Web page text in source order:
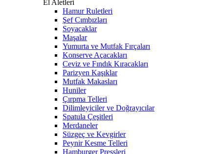
El Aletleri
Hamur Ruletleri
Şef Cımbızları
Soyacaklar
Maşalar
Yumurta ve Mutfak Fırçaları
Konserve Açacakları
Ceviz ve Fındık Kıracakları
Parizyen Kaşıklar
Mutfak Makasları
Huniler
Çırpma Telleri
Dilimleyiciler ve Doğrayıcılar
Spatula Çeşitleri
Merdaneler
Süzgeç ve Kevgirler
Peynir Kesme Telleri
Hamburger Pressleri